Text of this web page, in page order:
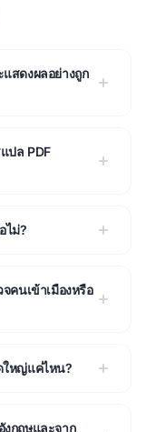
สดงผลอย่างถูก
ปล PDF
ไม่?
คนเข้าเมืองหรือ
ใหญ่แค่ไหน?
กฤษและจาก